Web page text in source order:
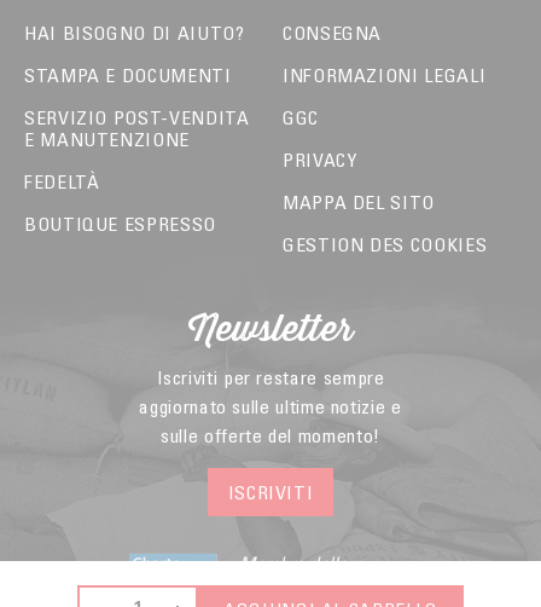
HAI BISOGNO DI AIUTO?
STAMPA E DOCUMENTI
SERVIZIO POST-VENDITA
E MANUTENZIONE
FEDELTÀ
BOUTIQUE ESPRESSO
CONSEGNA
INFORMAZIONI LEGALI
GGC
PRIVACY
MAPPA DEL SITO
GESTION DES COOKIES
Newsletter
Iscriviti per restare sempre
aggiornato sulle ultime notizie e
sulle offerte del momento!
ISCRIVITI
Membro della
Federazione dell’e-